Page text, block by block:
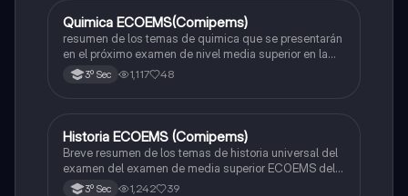
Química
Quimica ECOEMS(Comipems)
resumen de los temas de quimica que se presentarán
en el próximo examen de nivel media superior en la
zona metropolitana de el valle de México
3º Sec 1,117 48
Historia
Historia ECOEMS (Comipems)
Breve resumen de los temas de historia universal del
examen del examen de media superior ECOEMS del
valle de México
3º Sec 1,242 39